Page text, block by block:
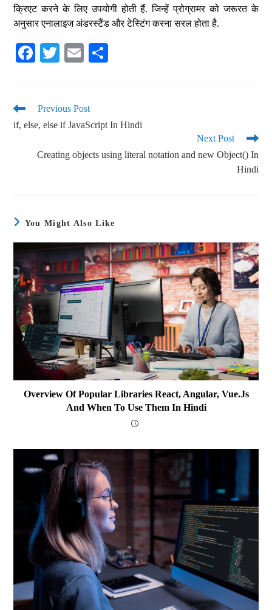
क्रिएट करने के लिए उपयोगी होती हैं. जिन्हें प्रोग्रामर को जरूरत के
अनुसार एनालाइज अंडरस्टैंड और टेस्टिंग करना सरल होता है.
Fa
ok
T
r
E
Previous Post
if, else, else if JavaScript In Hindi
Next Post
Creating objects using literal notation and new Object() In
Hindi
You Might Also Like
Overview Of Popular Libraries React, Angular, Vue.js
And When To Use Them In Hindi